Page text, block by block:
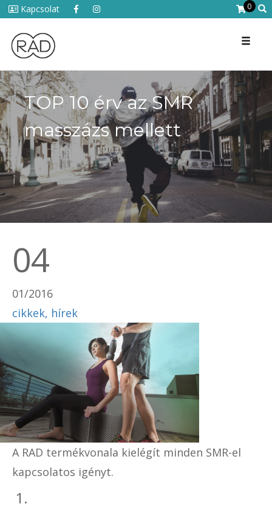
Kapcsolat 0
TOP 10 érv az SMR
masszázs mellett
04
01/2016
cikkek, hírek
A RAD termékvonala kielégít minden SMR-el
kapcsolatos igényt.
1.